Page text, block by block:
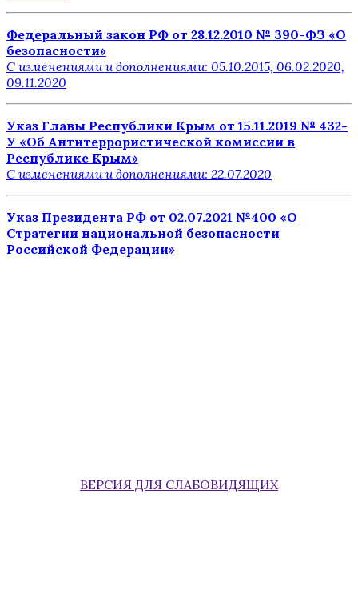
Федеральный закон РФ от 28.12.2010 № 390-ФЗ «О
безопасности»
С изменениями и дополнениями: 05.10.2015, 06.02.2020,
09.11.2020
Указ Главы Республики Крым от 15.11.2019 № 432-
У «Об Антитеррористической комиссии в
Республике Крым»
С изменениями и дополнениями: 22.07.2020
Указ Президента РФ от 02.07.2021 №400 «О
Стратегии национальной безопасности
Российской Федерации»
ВЕРСИЯ ДЛЯ СЛАБОВИДЯЩИХ